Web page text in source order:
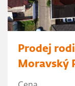
Prodej
Moravský